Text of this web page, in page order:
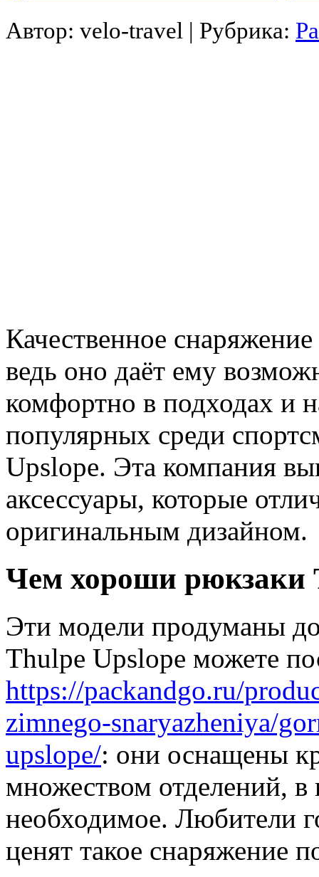
Автор: velo-travel | Рубрика:
Качественное
ведь оно даёт ему
комфортно в подходах и
популярных среди
Upslope. Эта компания
аксессуары, которые
оригинальным дизайном.
Чем хороши рюкзаки
Эти модели продуманы
Thulpe Upslope можете
https://packandgo.ru/
zimnego-snaryazheniya/
upslope/: они оснащены
множеством отделений, в
необходимое. Любители
ценят такое снаряжение